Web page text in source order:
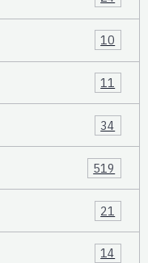
10
11
34
519
21
14